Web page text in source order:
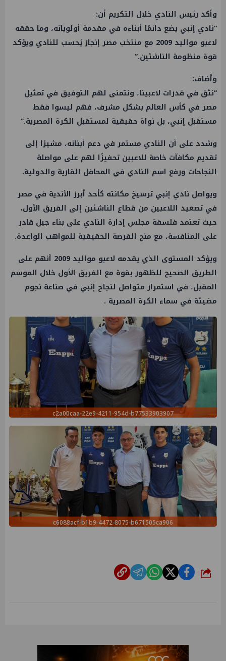
وأكد رئيس النادي خلال التكريم أن:
“نادي إنبي يضع دائمًا أبناءه في مقدمة أولوياته، وما حققه
لاعبو مواليد 2009 مع منتخب مصر إنجاز يُحسب للنادي ويؤكد
قوة منظومة الناشئين.”
وأضاف:
“نثق في قدرات لاعبينا، ونتمنى لهم التوفيق في تمثيل
مصر في كأس العالم بشكل مشرف، فهم ليسوا فقط
مستقبل إنبي، بل نواة حقيقية لمستقبل الكرة المصرية.”
وشدد على أن النادي مستمر في دعم أبنائه، مشيرًا إلى
تقديم مكافآت خاصة للاعبين تحفيزًا لهم على مواصلة
النجاحات ورفع اسم النادي في المحافل القارية والدولية.
ويواصل نادي إنبي ترسيخ مكانته كأحد أبرز الأندية في مصر
في تصعيد اللاعبين من قطاع الناشئين إلى الفريق الأول،
حيث تعتمد فلسفة مجلس إدارة النادي على بناء جيل قادر
على المنافسة، مع منح الفرصة الحقيقية للمواهب الواعدة.
ويؤكد المستوى الذي يقدمه لاعبو مواليد 2009 أنهم على
الطريق الصحيح للظهور بقوة مع الفريق الأول خلال الموسم
المقبل، في استمرار متواصل لنجاح إنبي في صناعة نجوم
مضيئة في سماء الكرة المصرية .
c2a00caa-22e9-4211-954d-b77533903907
c6088acf-b1b9-4472-8075-b671505ca906
شارك